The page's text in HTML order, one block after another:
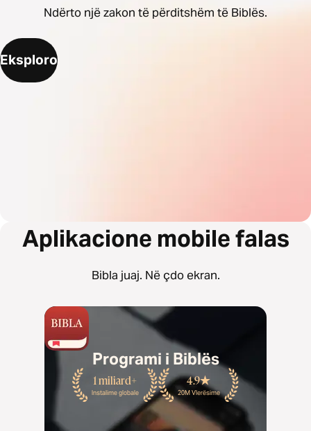
Ndërto një zakon të përditshëm të Biblës.
Eksploro
Aplikacione mobile falas
Bibla juaj. Në çdo ekran.
Programi i Biblës
1 miliard+
Instalime globale
4.9
20M Vlerësime